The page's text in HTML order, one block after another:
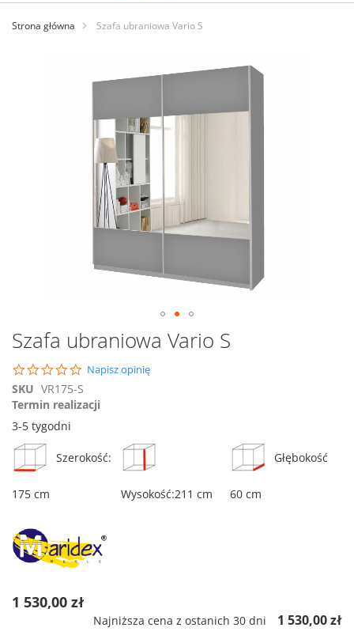
treści
Strona główna Szafa ubraniowa Vario S
Przejdź
na
początek
galerii
Szafa ubraniowa Vario S
0.0
star
rating
Napisz opinię
SKU VR175-S
Termin realizacji
3-5 tygodni
Szerokość:
175 cm Wysokość:211 cm
Głębokość
60 cm
1 530,00 zł
Najniższa cena z ostanich 30 dni 1 530,00 zł